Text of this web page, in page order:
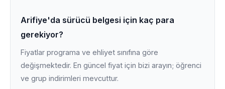
Arifiye'da sürücü belgesi için kaç para
gerekiyor?
Fiyatlar programa ve ehliyet sınıfına göre
değişmektedir. En güncel fiyat için bizi arayın; öğrenci
ve grup indirimleri mevcuttur.